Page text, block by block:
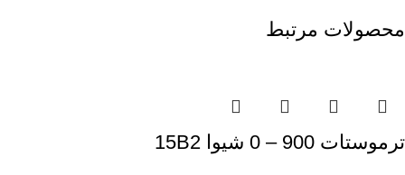
محصولات مرتبط
ترموستات 900 – 0 شيوا 15B2